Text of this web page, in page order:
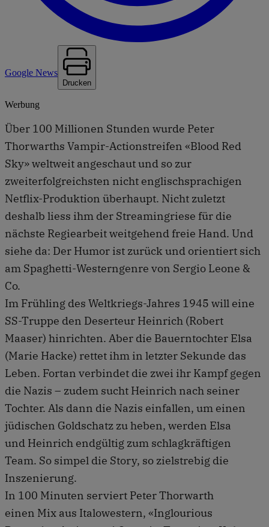
Google News
Drucken
Werbung
Über 100 Millionen Stunden wurde Peter
Thorwarths Vampir-Actionstreifen «Blood Red
Sky» weltweit angeschaut und so zur
zweiterfolgreichsten nicht englischsprachigen
Netflix-Produktion überhaupt. Nicht zuletzt
deshalb liess ihm der Streamingriese für die
nächste Regiearbeit weitgehend freie Hand. Und
siehe da: Der Humor ist zurück und orientiert sich
am Spaghetti-Westerngenre von Sergio Leone &
Co.
Im Frühling des Weltkriegs-Jahres 1945 will eine
SS-Truppe den Deserteur Heinrich (Robert
Maaser) hinrichten. Aber die Bauerntochter Elsa
(Marie Hacke) rettet ihm in letzter Sekunde das
Leben. Fortan verbindet die zwei ihr Kampf gegen
die Nazis – zudem sucht Heinrich nach seiner
Tochter. Als dann die Nazis einfallen, um einen
jüdischen Goldschatz zu heben, werden Elsa
und Heinrich endgültig zum schlagkräftigen
Team. So simpel die Story, so zielstrebig die
Inszenierung.
In 100 Minuten serviert Peter Thorwarth
einen Mix aus Italowestern, «Inglourious